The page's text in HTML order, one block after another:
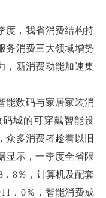
度，我省消费结构持
务消费三大领域增势
，新消费动能加速集
能数码与家居家装消
城的可穿戴智能设
众多消费者趁着以旧
显示，一季度全省限
8％，计算机及配套
．0％，智能消费成